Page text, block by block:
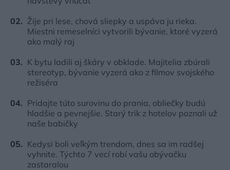
Žije pri lese, chová sliepky a uspáva ju rieka.
Miestni remeselníci vytvorili bývanie, ktoré vyzerá
ako malý raj
K bytu ladili aj škáry v obklade. Majitelia zbúrali
stereotyp, bývanie vyzerá ako z filmov svojského
režiséra
Pridajte túto surovinu do prania, obliečky budú
hladšie a pevnejšie. Starý trik z hotelov poznali už
naše babičky
Kedysi boli veľkým trendom, dnes sa im radšej
vyhnite. Týchto 7 vecí robí vašu obývačku
zastaralou